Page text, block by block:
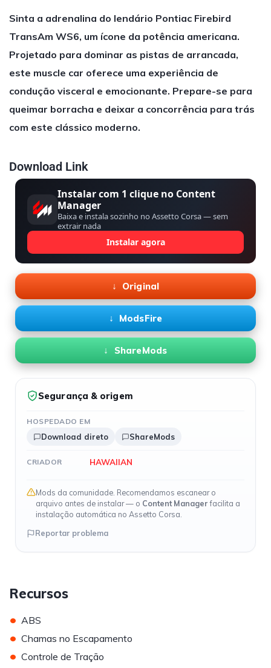
Sinta a adrenalina do lendário Pontiac Firebird
TransAm WS6, um ícone da potência americana.
Projetado para dominar as pistas de arrancada,
este muscle car oferece uma experiência de
condução visceral e emocionante. Prepare-se para
queimar borracha e deixar a concorrência para trás
com este clássico moderno.
Download Link
Instalar com 1 clique no Content
Manager
Baixa e instala sozinho no Assetto Corsa — sem
extrair nada
Instalar agora
Original
ModsFire
ShareMods
Segurança & origem
HOSPEDADO EM
Download direto ShareMods
CRIADOR HAWAIIAN
Mods da comunidade. Recomendamos escanear o
arquivo antes de instalar — o Content Managerfacilita a
instalação automática no Assetto Corsa.
Reportar problema
Recursos
• ABS
• Chamas no Escapamento
• Controle de Tração